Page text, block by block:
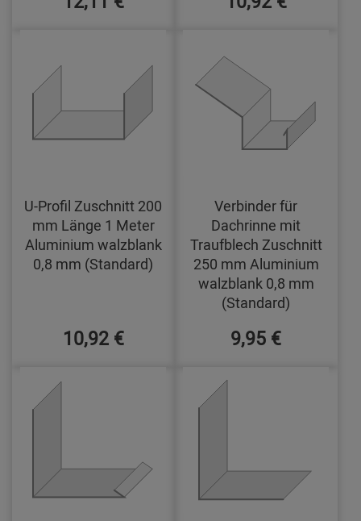
U-Profil Zuschnitt 200
mm Länge 1 Meter
Aluminium walzblank
0,8 mm (Standard)
10,92 €
Verbinder für
Dachrinne mit
Traufblech Zuschnitt
250 mm Aluminium
walzblank 0,8 mm
(Standard)
9,95 €